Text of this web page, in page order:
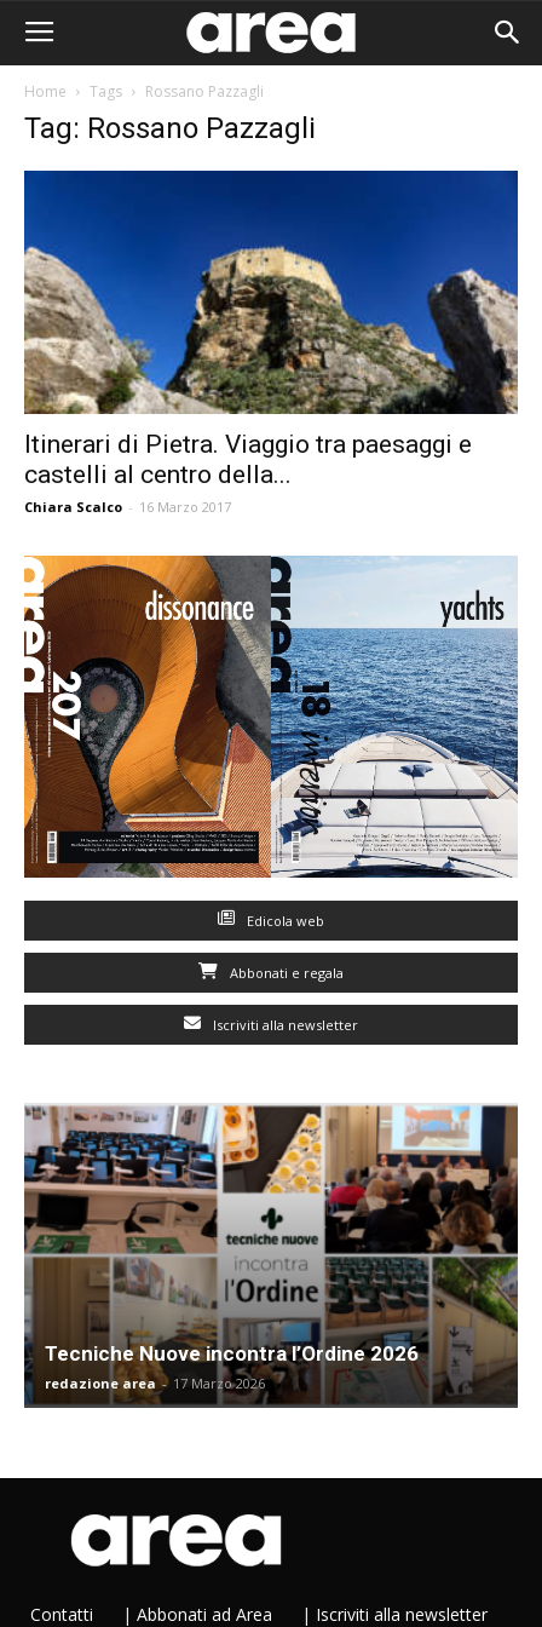
Home Tags Rossano Pazzagli
Tag: Rossano Pazzagli
Itinerari di Pietra. Viaggio tra paesaggi e
castelli al centro della...
Chiara Scalco - 16 Marzo 2017
Edicola web
Abbonati e regala
Iscriviti alla newsletter
Tecniche Nuove incontra l’Ordine 2026
redazione area - 17 Marzo 2026
Contatti | Abbonati ad Area | Iscriviti alla newsletter